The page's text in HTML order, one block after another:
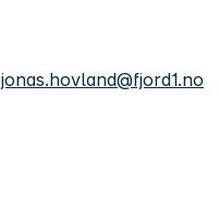
jonas.hovland@fjord1.no